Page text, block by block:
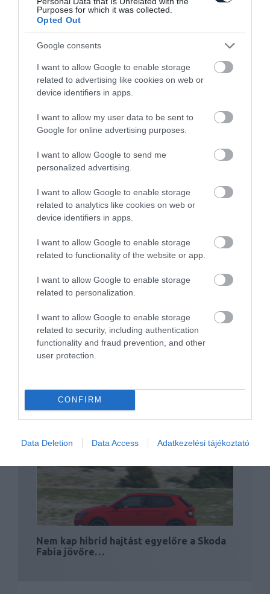
Purposes for which it was collected.
Opted Out
Google consents
I want to allow Google to enable storage
related to advertising like cookies on web or
device identifiers in apps.
I want to allow my user data to be sent to
Google for online advertising purposes.
I want to allow Google to send me
personalized advertising.
I want to allow Google to enable storage
related to analytics like cookies on web or
device identifiers in apps.
I want to allow Google to enable storage
related to functionality of the website or app.
I want to allow Google to enable storage
related to personalization.
I want to allow Google to enable storage
related to security, including authentication
functionality and fraud prevention, and other
user protection.
CONFIRM
Data Deletion Data Access Adatkezelési tájékoztató
Felfrissült az R5-ös Fabia
Kombiból épített raliautót a Skoda
Terepes felszereltségi szintet kap a
Skoda Kamiq
Itt vannak az első pontos információk a
Skoda Fabia…
Nem kap hibrid hajtást egyelőre a Skoda
Fabia jövőre…